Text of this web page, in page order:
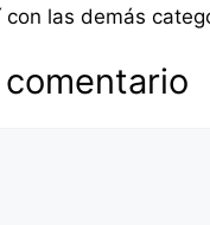
las demás